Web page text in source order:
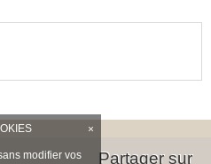
×
modifier vos Partager sur